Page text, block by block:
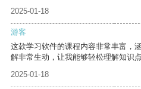
2025-01-18
游客
这款学习软件的课程内容非常丰富，
解非常生动，让我能够轻松理解知识点
2025-01-18